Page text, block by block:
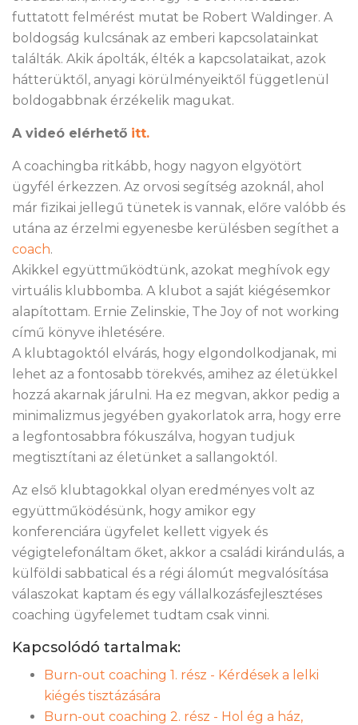
futtatott felmérést mutat be Robert Waldinger. A
boldogság kulcsának az emberi kapcsolatainkat
találták. Akik ápolták, élték a kapcsolataikat, azok
hátterüktől, anyagi körülményeiktől függetlenül
boldogabbnak érzékelik magukat.
A videó elérhető itt.
A coachingba ritkább, hogy nagyon elgyötört
ügyfél érkezzen. Az orvosi segítség azoknál, ahol
már fizikai jellegű tünetek is vannak, előre valóbb és
utána az érzelmi egyenesbe kerülésben segíthet a
coach.
Akikkel együttműködtünk, azokat meghívok egy
virtuális klubbomba. A klubot a saját kiégésemkor
alapítottam. Ernie Zelinskie, The Joy of not working
című könyve ihletésére.
A klubtagoktól elvárás, hogy elgondolkodjanak, mi
lehet az a fontosabb törekvés, amihez az életükkel
hozzá akarnak járulni. Ha ez megvan, akkor pedig a
minimalizmus jegyében gyakorlatok arra, hogy erre
a legfontosabbra fókuszálva, hogyan tudjuk
megtisztítani az életünket a sallangoktól.
Az első klubtagokkal olyan eredményes volt az
együttműködésünk, hogy amikor egy
konferenciára ügyfelet kellett vigyek és
végigtelefonáltam őket, akkor a családi kirándulás, a
külföldi sabbatical és a régi álomút megvalósítása
válaszokat kaptam és egy vállalkozásfejlesztéses
coaching ügyfelemet tudtam csak vinni.
Kapcsolódó tartalmak:
Burn-out coaching 1. rész - Kérdések a lelki
kiégés tisztázására
Burn-out coaching 2. rész - Hol ég a ház,